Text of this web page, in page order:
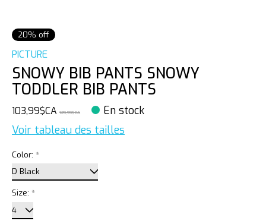
20% off
PICTURE
SNOWY BIB PANTS SNOWY
TODDLER BIB PANTS
103,99$CA 129,99$CA En stock
Voir tableau des tailles
Color: *
Size: *